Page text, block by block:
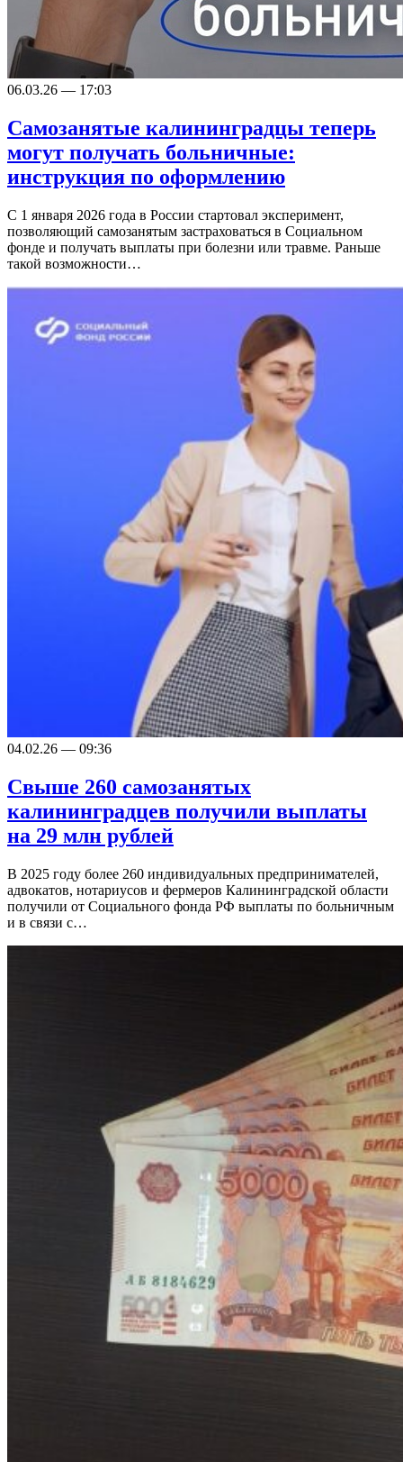
06.03.26 — 17:03
Самозанятые калининградцы теперь
могут получать больничные:
инструкция по оформлению
С 1 января 2026 года в России стартовал эксперимент,
позволяющий самозанятым застраховаться в Социальном
фонде и получать выплаты при болезни или травме. Раньше
такой возможности…
04.02.26 — 09:36
Свыше 260 самозанятых
калининградцев получили выплаты
на 29 млн рублей
В 2025 году более 260 индивидуальных предпринимателей,
адвокатов, нотариусов и фермеров Калининградской области
получили от Социального фонда РФ выплаты по больничным
и в связи с…